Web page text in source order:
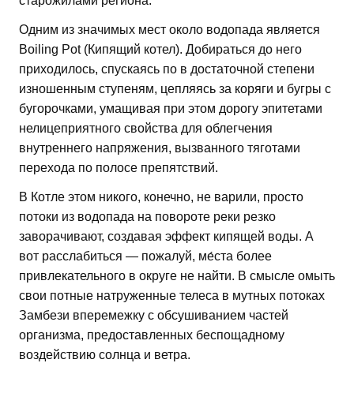
Одним из значимых мест около водопада является
Boiling Pot (Кипящий котел). Добираться до него
приходилось, спускаясь по в достаточной степени
изношенным ступеням, цепляясь за коряги и бугры с
бугорочками, умащивая при этом дорогу эпитетами
нелицеприятного свойства для облегчения
внутреннего напряжения, вызванного тяготами
перехода по полосе препятствий.
В Котле этом никого, конечно, не варили, просто
потоки из водопада на повороте реки резко
заворачивают, создавая эффект кипящей воды. А
вот расслабиться — пожалуй, ме́ста более
привлекательного в округе не найти. В смысле омыть
свои потные натруженные телеса в мутных потоках
Замбези вперемежку с обсушиванием частей
организма, предоставленных беспощадному
воздействию солнца и ветра.